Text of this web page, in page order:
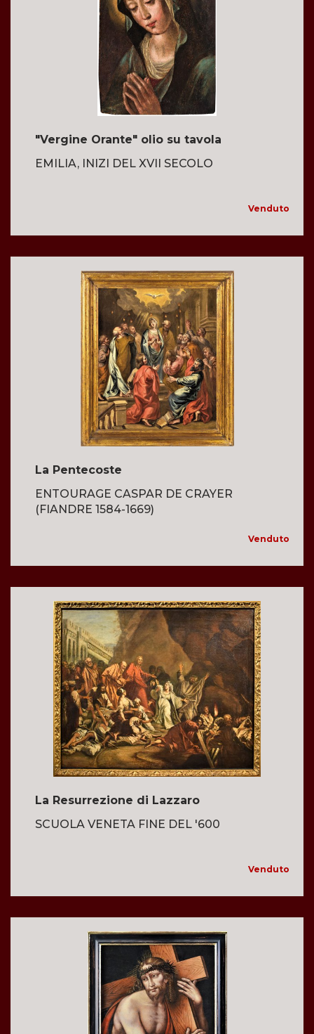
"Vergine Orante" olio su tavola
EMILIA, INIZI DEL XVII SECOLO
Venduto
La Pentecoste
ENTOURAGE CASPAR DE CRAYER
(FIANDRE 1584-1669)
Venduto
La Resurrezione di Lazzaro
SCUOLA VENETA FINE DEL '600
Venduto